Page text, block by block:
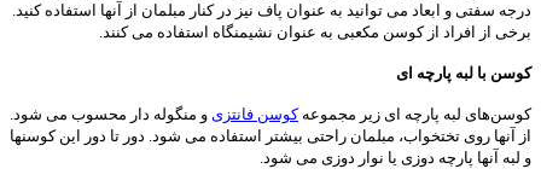
درجه سفتی و ابعاد می توانید به عنوان پاف نیز در کنار مبلمان از آنها استفاده کنید.
برخی از افراد از کوسن مکعبی به عنوان نشیمنگاه استفاده می کنند.
کوسن با لبه پارچه ای
کوسن‌های لبه پارچه ای زیر مجموعهکوسن فانتزی و منگوله دار محسوب می شود.
از آنها روی تختخواب، مبلمان راحتی بیشتر استفاده می شود. دور تا دور این کوسنها
و لبه آنها پارچه دوزی یا نوار دوزی می شود.